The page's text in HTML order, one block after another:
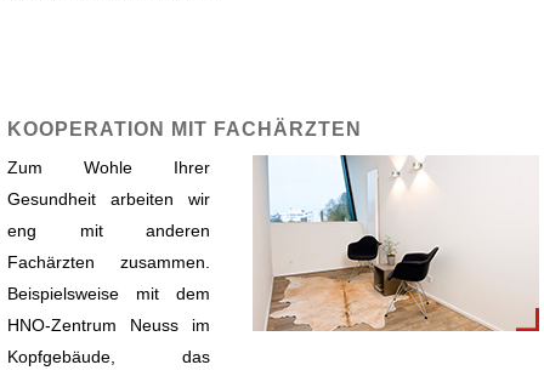
KOOPERATION MIT FACHÄRZTEN
Zum Wohle Ihrer
Gesundheit arbeiten wir
eng mit anderen
Fachärzten zusammen.
Beispielsweise mit dem
HNO-Zentrum Neuss im
Kopfgebäude, das